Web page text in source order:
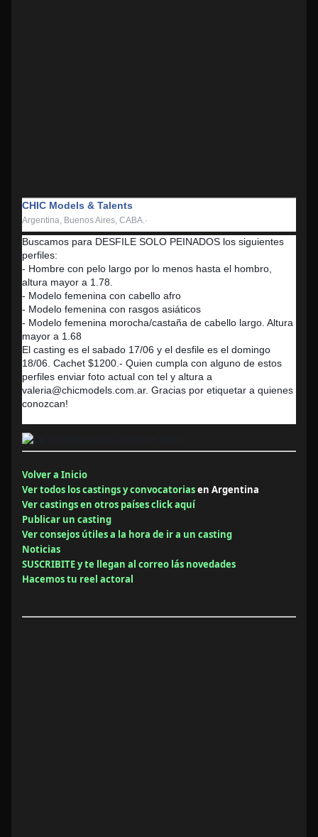
CHIC Models & Talents
Argentina, Buenos Aires, CABA.·
Buscamos para DESFILE SOLO PEINADOS los siguientes
perfiles:
- Hombre con pelo largo por lo menos hasta el hombro,
altura mayor a 1.78.
- Modelo femenina con cabello afro
- Modelo femenina con rasgos asiáticos
- Modelo femenina morocha/castaña de cabello largo. Altura
mayor a 1.68
El casting es el sabado 17/06 y el desfile es el domingo
18/06. Cachet $1200.- Quien cumpla con alguno de estos
perfiles enviar foto actual con tel y altura a
valeria@chicmodels.com.ar. Gracias por etiquetar a quienes
conozcan!
Volver a Inicio
Ver todos los castings y convocatoriasen Argentina
Ver castings en otros países click aquí
Publicar un casting
Ver consejos útiles a la hora de ir a un casting
Noticias
SUSCRIBITE y te llegan al correo lás novedades
Hacemos tu reel actoral